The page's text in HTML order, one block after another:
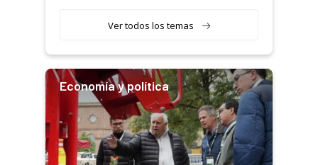
Ver todos los temas
Economía y política